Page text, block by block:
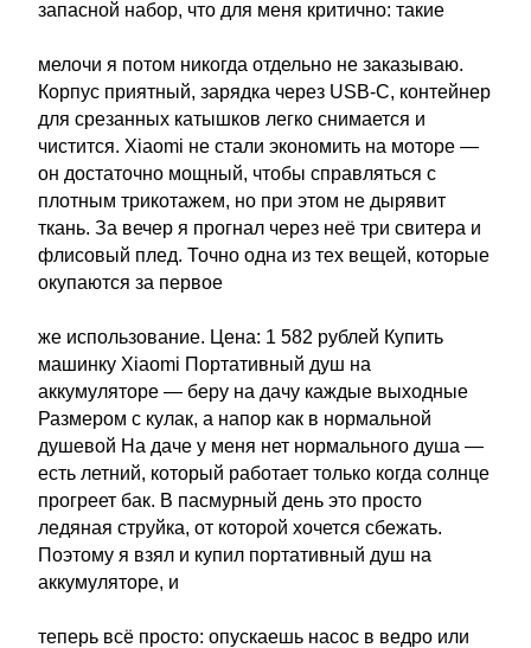
запасной набор, что для меня критично: такие
мелочи я потом никогда отдельно не заказываю.
Корпус приятный, зарядка через USB-C, контейнер
для срезанных катышков легко снимается и
чистится. Xiaomi не стали экономить на моторе —
он достаточно мощный, чтобы справляться с
плотным трикотажем, но при этом не дырявит
ткань. За вечер я прогнал через неё три свитера и
флисовый плед. Точно одна из тех вещей, которые
окупаются за первое
же использование. Цена: 1 582 рублей Купить
машинку Xiaomi Портативный душ на
аккумуляторе — беру на дачу каждые выходные
Размером с кулак, а напор как в нормальной
душевой На даче у меня нет нормального душа —
есть летний, который работает только когда солнце
прогреет бак. В пасмурный день это просто
ледяная струйка, от которой хочется сбежать.
Поэтому я взял и купил портативный душ на
аккумуляторе, и
теперь всё просто: опускаешь насос в ведро или